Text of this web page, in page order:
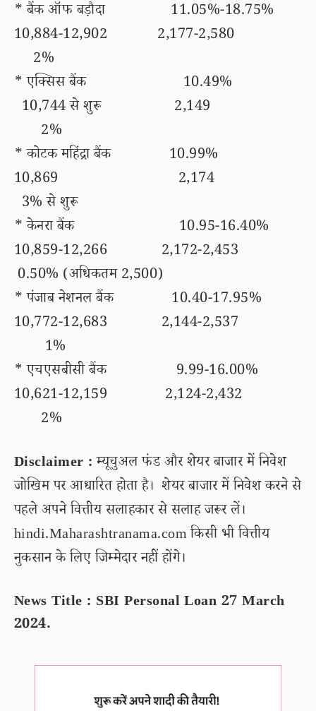
* बैंक ऑफ बड़ौदा 11.05%-18.75%
10,884-12,902 2,177-2,580
2%
* एक्सिस बैंक 10.49%
10,744 से शुरू 2,149
2%
* कोटक महिंद्रा बैंक 10.99%
10,869 2,174
3% से शुरू
* केनरा बैंक 10.95-16.40%
10,859-12,266 2,172-2,453
0.50% (अधिकतम 2,500)
* पंजाब नेशनल बैंक 10.40-17.95%
10,772-12,683 2,144-2,537
1%
* एचएसबीसी बैंक 9.99-16.00%
10,621-12,159 2,124-2,432
2%
Disclaimer :म्यूचुअल फंड और शेयर बाजार में निवेश
जोखिम पर आधारित होता है। शेयर बाजार में निवेश करने से
पहले अपने वित्तीय सलाहकार से सलाह जरूर लें।
hindi.Maharashtranama.com किसी भी वित्तीय
नुकसान के लिए जिम्मेदार नहीं होंगे।
News Title : SBI Personal Loan 27 March
2024.